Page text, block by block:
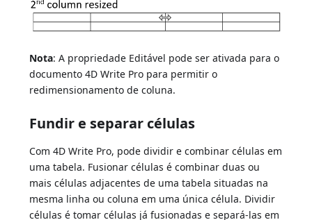
Nota: A propriedade Editável pode ser ativada para o
documento 4D Write Pro para permitir o
redimensionamento de coluna.
Fundir e separar células
Com 4D Write Pro, pode dividir e combinar células em
uma tabela. Fusionar células é combinar duas ou
mais células adjacentes de uma tabela situadas na
mesma linha ou coluna em uma única célula. Dividir
células é tomar células já fusionadas e separá-las em